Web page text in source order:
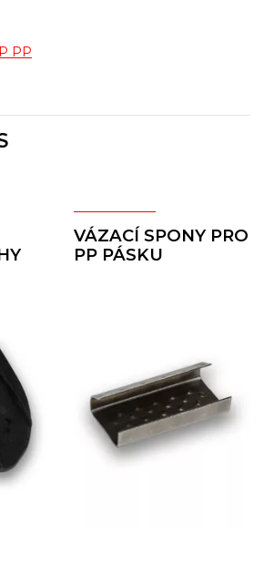
PP
VÁZACÍ SPONY PRO
PP PÁSKU